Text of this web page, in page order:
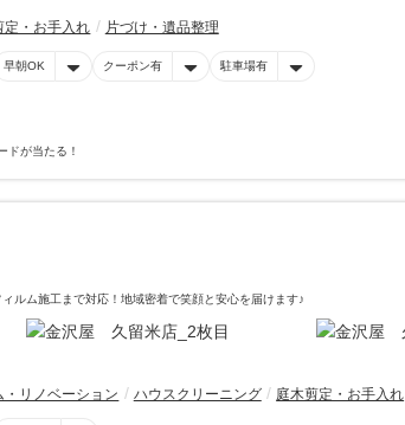
定・お手入れ 片づけ・遺品整理
早朝OK クーポン有 駐車場有
ドが当たる！
ルム施工まで対応！地域密着で笑顔と安心を届けます♪
リノベーション ハウスクリーニング 庭木剪定・お手入れ